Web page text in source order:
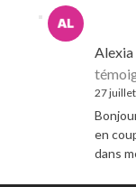
Alexia
27
en
dans